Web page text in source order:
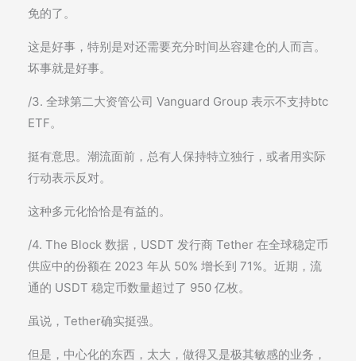
免的了。
这是好事，特别是对还需要充分时间丛容建仓的人而言。
坏事就是好事。
/3. 全球第二大资管公司 Vanguard Group 表示不支持btc
ETF。
挺有意思。潮流面前，总有人保持特立独行，或者用实际
行动表示反对。
这种多元化恰恰是有益的。
/4. The Block 数据，USDT 发行商 Tether 在全球稳定币
供应中的份额在 2023 年从 50% 增长到 71%。近期，流
通的 USDT 稳定币数量超过了 950 亿枚。
虽说，Tether确实挺强。
但是，中心化的东西，太大，做得又是极其敏感的业务，